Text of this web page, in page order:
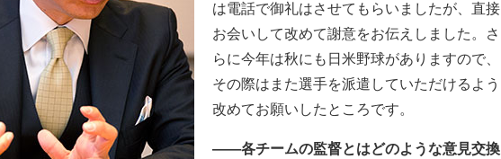
は電話で御礼はさせてもらいましたが、直接
お会いして改めて謝意をお伝えしました。さ
らに今年は秋にも日米野球がありますので、
その際はまた選手を派遣していただけるよう
改めてお願いしたところです。
――各チームの監督とはどのような意見交換